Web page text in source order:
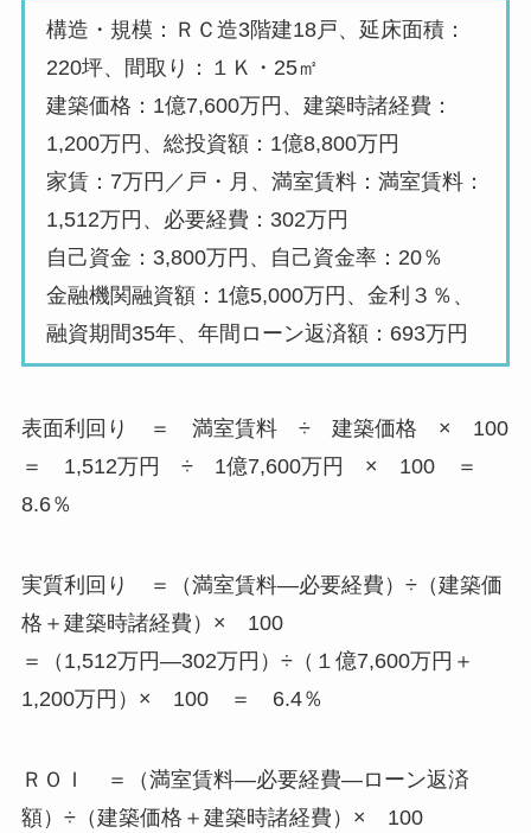
構造・規模：ＲＣ造3階建18戸、延床面積：
220坪、間取り：１Ｋ・25㎡
建築価格：1億7,600万円、建築時諸経費：
1,200万円、総投資額：1億8,800万円
家賃：7万円／戸・月、満室賃料：満室賃料：
1,512万円、必要経費：302万円
自己資金：3,800万円、自己資金率：20％
金融機関融資額：1億5,000万円、金利３％、
融資期間35年、年間ローン返済額：693万円
表面利回り ＝ 満室賃料 ÷ 建築価格 × 100
＝ 1,512万円 ÷ 1億7,600万円 × 100 ＝
8.6％
実質利回り ＝（満室賃料―必要経費）÷（建築価
格＋建築時諸経費）× 100
＝（1,512万円―302万円）÷（１億7,600万円＋
1,200万円）× 100 ＝ 6.4％
ＲＯＩ ＝（満室賃料―必要経費―ローン返済
額）÷（建築価格＋建築時諸経費）× 100